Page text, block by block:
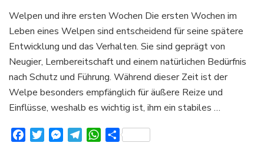
und
ihre
ersten
Wochen
Welpen und ihre ersten Wochen Die ersten Wochen im
Leben eines Welpen sind entscheidend für seine spätere
Entwicklung und das Verhalten. Sie sind geprägt von
Neugier, Lernbereitschaft und einem natürlichen Bedürfnis
nach Schutz und Führung. Während dieser Zeit ist der
Welpe besonders empfänglich für äußere Reize und
Einflüsse, weshalb es wichtig ist, ihm ein stabiles …
FacebookTwitterMessenger
TelegramWhatsApp
Teilen